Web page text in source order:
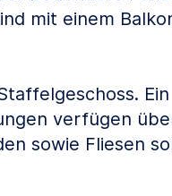
mit einem
verfügen
sowie Fliesen